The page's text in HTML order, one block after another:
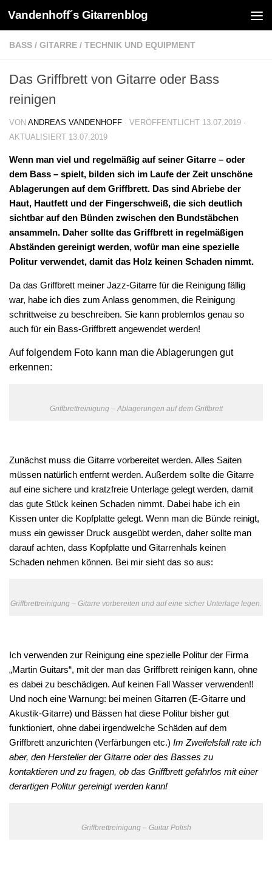
Zum Inhalt springen
Vandenhoff´s Gitarrenblog
BASS / GITARRE / TECHNIK UND EQUIPMENT
Das Griffbrett von Gitarre oder Bass
reinigen
VON ANDREAS VANDENHOFF · VERÖFFENTLICHT 13.07.2019 ·
AKTUALISIERT 13.07.2019
Wenn man viel und regelmäßig auf seiner Gitarre – oder
dem Bass – spielt, bilden sich im Laufe der Zeit unschöne
Ablagerungen auf dem Griffbrett. Das sind Abriebe der
Haut, Hautfett und der Fingerschweiß, die sich deutlich
sichtbar auf den Bünden zwischen den Bundstäbchen
ansammeln. Daher sollte das Griffbrett in regelmäßigen
Abständen gereinigt werden, wofür man eine spezielle
Politur verwendet, damit das Holz keinen Schaden nimmt.
Da das Griffbrett meiner Jazz-Gitarre für die Reinigung fällig
war, habe ich dies zum Anlass genommen, die Reinigung
schrittweise zu beschreiben. Sie kann problemlos genau so
auch für ein Bass-Griffbrett angewendet werden!
Auf folgendem Foto kann man die Ablagerungen gut
erkennen:
Griffbrettreinigung – Ablagerungen auf dem Griffbrett
Zunächst muss die Gitarre vorbereitet werden. Alles Saiten
müssen natürlich entfernt werden. Außerdem sollte die Gitarre
auf eine sichere und kratzfreie Unterlage gelegt werden, damit
das gute Stück keinen Schaden nimmt. Dabei habe ich ein
Kissen unter die Kopfplatte gelegt. Wenn man die Bünde reinigt,
muss ein gewisser Druck ausgeübt werden, daher sollte man
darauf achten, dass Kopfplatte und Gitarrenhals keinen
Schaden nehmen können. Bei mir sieht das so aus:
Griffbrettreinigung – Gitarre vorbereiten und auf eine sicher Unterlage legen.
Ich verwenden zur Reinigung eine spezielle Politur der Firma
„Martin Guitars“, mit der man das Griffbrett reinigen kann, ohne
es dabei zu beschädigen. Auf keinen Fall Wasser verwenden!!
Und noch eine Warnung: bei meinen Gitarren (E-Gitarre und
Akustik-Gitarre) und Bässen hat diese Politur bisher gut
funktioniert, ohne dabei irgendwelche Schäden auf dem
Griffbrett anzurichten (Verfärbungen etc.) Im Zweifelsfall rate ich
aber, den Hersteller der Gitarre oder des Basses zu
kontaktieren und zu fragen, ob das Griffbrett gefahrlos mit einer
derartigen Politur gereinigt werden kann!
Griffbrettreinigung – Guitar Polish